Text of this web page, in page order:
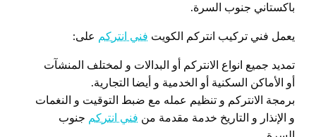
باكستاني جنوب السرة.
يعمل فني تركيب انتركم الكويت فني انتركم على:
تمديد جميع انواع الانتركم أو البدالات و لمختلف المنشآت
أو الأماكن السكنية أو الخدمية و أيضا التجارية.
برمجة الانتركم و تنظيم عمله مع ضبط التوقيت و النغمات
و الإنذار و التاريخ خدمة مقدمة من فني انتركم جنوب